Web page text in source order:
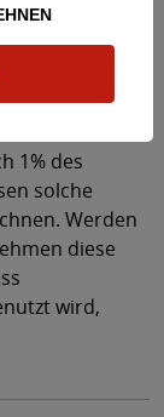
in der
Vorteil
Dazu gibt es
Der
1% des
solche
Werden
diese
wird,